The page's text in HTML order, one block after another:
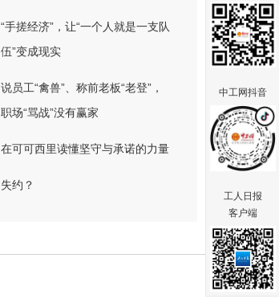
“手搓经济”，让“一个人就是一支队
伍”变成现实
说员工“禽兽”、称前老板“老登”，
职场“骂战”没有赢家
在可可西里读懂坚守与承诺的力量
失约？
中工网抖音
工人日报
客户端